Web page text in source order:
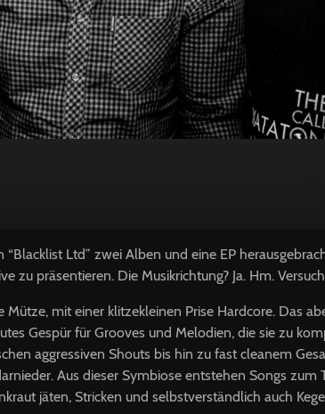
Ltd” zwei Alben und eine EP
zu präsentieren. Die Musikrichtung? Ja. Hm.
mit einer klitzekleinen Prise Hardcore. Das
Gespür für Grooves und Melodien, die sie zu
aggressiven Shouts bis hin zu fast cleanem
Aus dieser Symbiose entstehen Songs zum
jäten, Stricken und selbstverständlich auch